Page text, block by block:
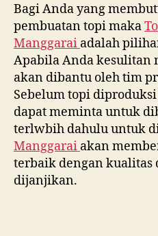
Bagi Anda yang
pembuatan topi maka
Manggarai adalah
Apabila Anda kesulitan
akan dibantu oleh tim
Sebelum topi
dapat meminta untuk
terlwbih dahulu untuk
Manggarai akan
terbaik dengan kualitas
dijanjikan.